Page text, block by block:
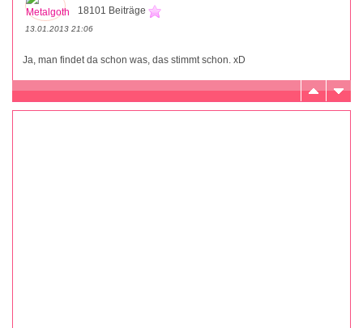
18101 Beiträge
13.01.2013 21:06
Ja, man findet da schon was, das stimmt schon. xD